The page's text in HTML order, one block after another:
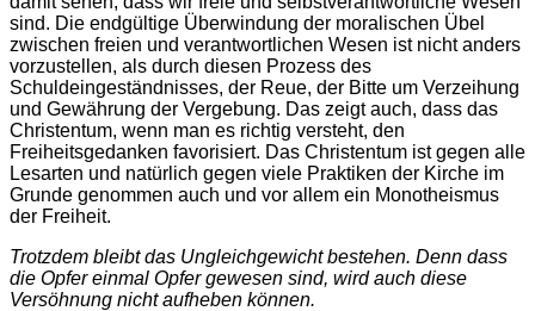
sind. Die endgültige Überwindung der moralischen Übel
zwischen freien und verantwortlichen Wesen ist nicht anders
vorzustellen, als durch diesen Prozess des
Schuldeingeständnisses, der Reue, der Bitte um Verzeihung
und Gewährung der Vergebung. Das zeigt auch, dass das
Christentum, wenn man es richtig versteht, den
Freiheitsgedanken favorisiert. Das Christentum ist gegen alle
Lesarten und natürlich gegen viele Praktiken der Kirche im
Grunde genommen auch und vor allem ein Monotheismus
der Freiheit.
Trotzdem bleibt das Ungleichgewicht bestehen. Denn dass
die Opfer einmal Opfer gewesen sind, wird auch diese
Versöhnung nicht aufheben können.